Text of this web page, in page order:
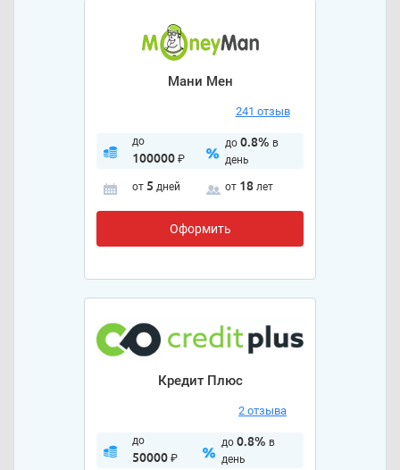
Мани Мен
241 отзыв
до
100000₽
до 0.8% в
день
от 5 дней от 18 лет
Оформить
Кредит Плюс
2 отзыва
до
50000₽
до 0.8% в
день